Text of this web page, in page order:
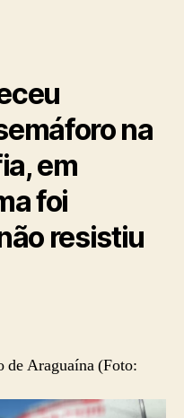
na
em
foi
resistiu